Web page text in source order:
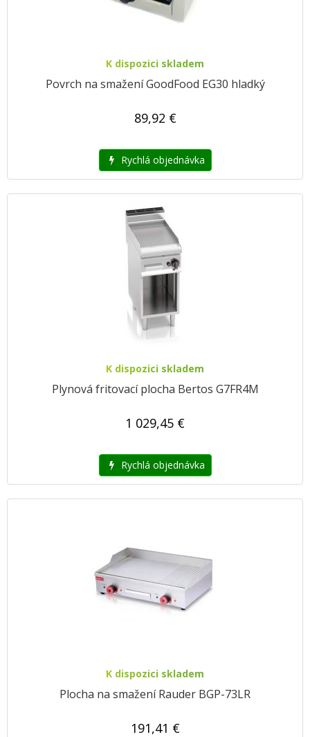
K dispozici skladem
Povrch na smažení GoodFood EG30 hladký
89,92 €
Rychlá objednávka
K dispozici skladem
Plynová fritovací plocha Bertos G7FR4M
1 029,45 €
Rychlá objednávka
K dispozici skladem
Plocha na smažení Rauder BGP-73LR
191,41 €